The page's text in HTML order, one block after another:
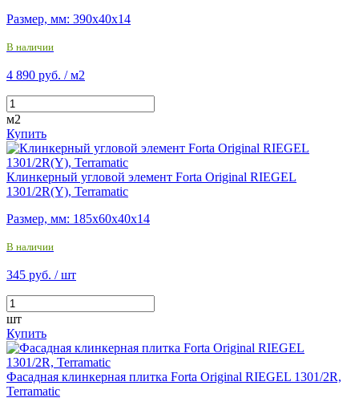
Размер, мм: 390х40х14
В наличии
4 890 руб. / м2
м2
Купить
Клинкерный угловой элемент Forta Original RIEGEL
1301/2R(Y), Terramatic
Размер, мм: 185х60х40х14
В наличии
345 руб. / шт
шт
Купить
Фасадная клинкерная плитка Forta Original RIEGEL 1301/2R,
Terramatic